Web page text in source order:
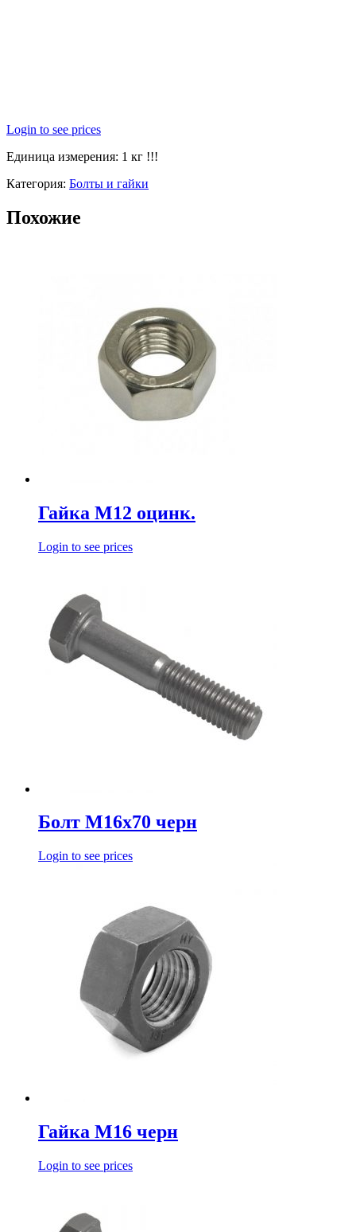
Login to see prices
Единица измерения: 1 кг !!!
Категория: Болты и гайки
Похожие
Гайка М12 оцинк.
Login to see prices
Болт М16х70 черн
Login to see prices
Гайка М16 черн
Login to see prices